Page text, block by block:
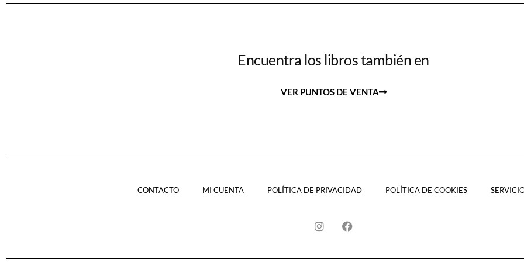
Encuentra los libros también en
VER PUNTOS DE VENTA
CONTACTO MI CUENTA POLÍTICA DE PRIVACIDAD POLÍTICA DE COOKIES